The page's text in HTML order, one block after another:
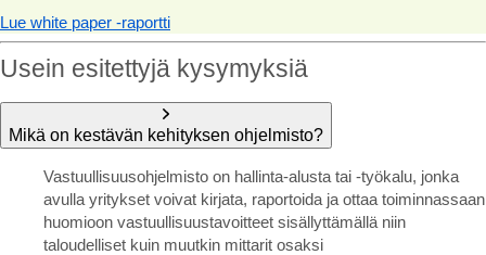
Lue white paper -raportti
Usein esitettyjä kysymyksiä
Mikä on kestävän kehityksen ohjelmisto?
Vastuullisuusohjelmisto on hallinta-alusta tai -työkalu, jonka
avulla yritykset voivat kirjata, raportoida ja ottaa toiminnassaan
huomioon vastuullisuustavoitteet sisällyttämällä niin
taloudelliset kuin muutkin mittarit osaksi